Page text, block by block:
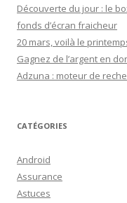
Découverte du jour : le
fonds d’écran fraicheur
20 mars, voilà le
Gagnez de l’argent en
Adzuna : moteur de
CATÉGORIES
Android
Assurance
Astuces